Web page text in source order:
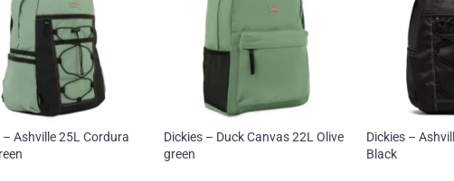
– Ashville 25L Cordura
Dickies – Duck Canvas 22L Olive
green
Dickies –
Black